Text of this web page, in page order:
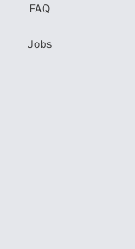
FAQ
Jobs